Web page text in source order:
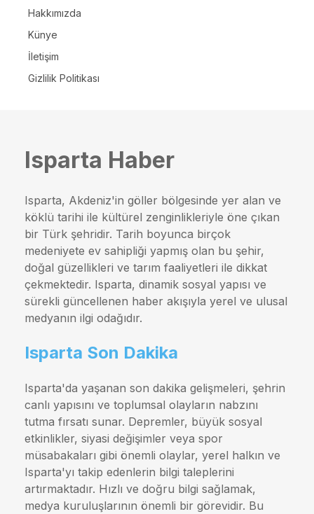
Hakkımızda
Künye
İletişim
Gizlilik Politikası
Isparta Haber
Isparta, Akdeniz'in göller bölgesinde yer alan ve
köklü tarihi ile kültürel zenginlikleriyle öne çıkan
bir Türk şehridir. Tarih boyunca birçok
medeniyete ev sahipliği yapmış olan bu şehir,
doğal güzellikleri ve tarım faaliyetleri ile dikkat
çekmektedir. Isparta, dinamik sosyal yapısı ve
sürekli güncellenen haber akışıyla yerel ve ulusal
medyanın ilgi odağıdır.
Isparta Son Dakika
Isparta'da yaşanan son dakika gelişmeleri, şehrin
canlı yapısını ve toplumsal olayların nabzını
tutma fırsatı sunar. Depremler, büyük sosyal
etkinlikler, siyasi değişimler veya spor
müsabakaları gibi önemli olaylar, yerel halkın ve
Isparta'yı takip edenlerin bilgi taleplerini
artırmaktadır. Hızlı ve doğru bilgi sağlamak,
medya kuruluşlarının önemli bir görevidir. Bu